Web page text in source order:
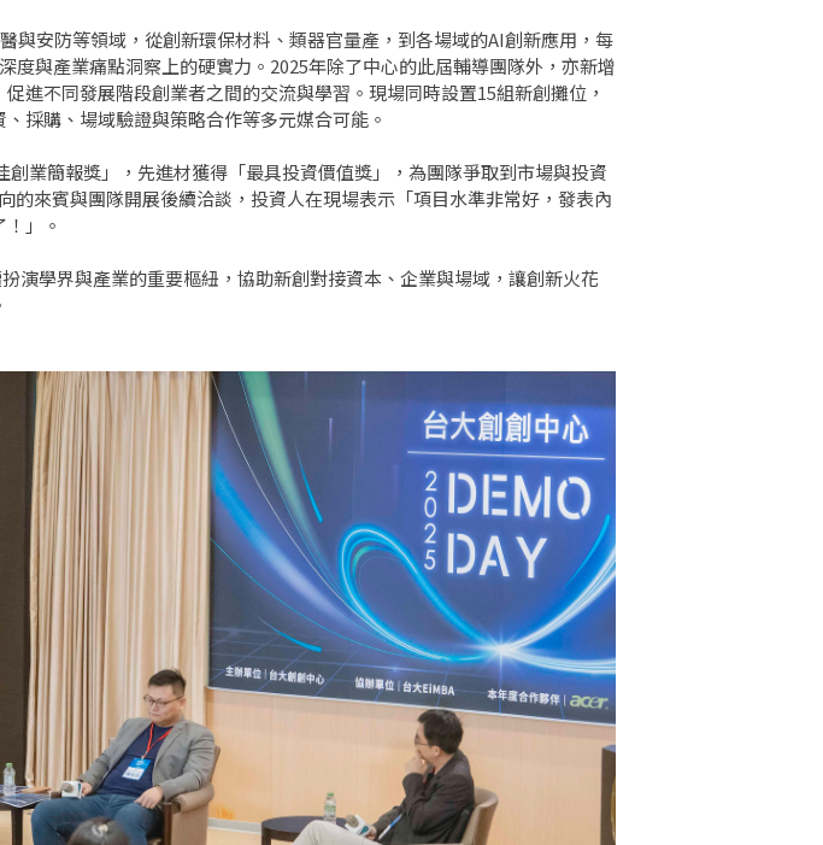
安防等領域，從創新環保材料、類器官量產，到各場域的AI創新應用，每
與產業痛點洞察上的硬實力。2025年除了中心的此屆輔導團隊外，亦新增
進不同發展階段創業者之間的交流與學習。現場同時設置15組新創攤位，
採購、場域驗證與策略合作等多元媒合可能。
業簡報獎」，先進材獲得「最具投資價值獎」，為團隊爭取到市場與投資
來賓與團隊開展後續洽談，投資人在現場表示「項目水準非常好，發表內
」。
演學界與產業的重要樞紐，協助新創對接資本、企業與場域，讓創新火花